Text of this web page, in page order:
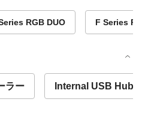
RGB DUO F Series
ラー Internal USB Hub